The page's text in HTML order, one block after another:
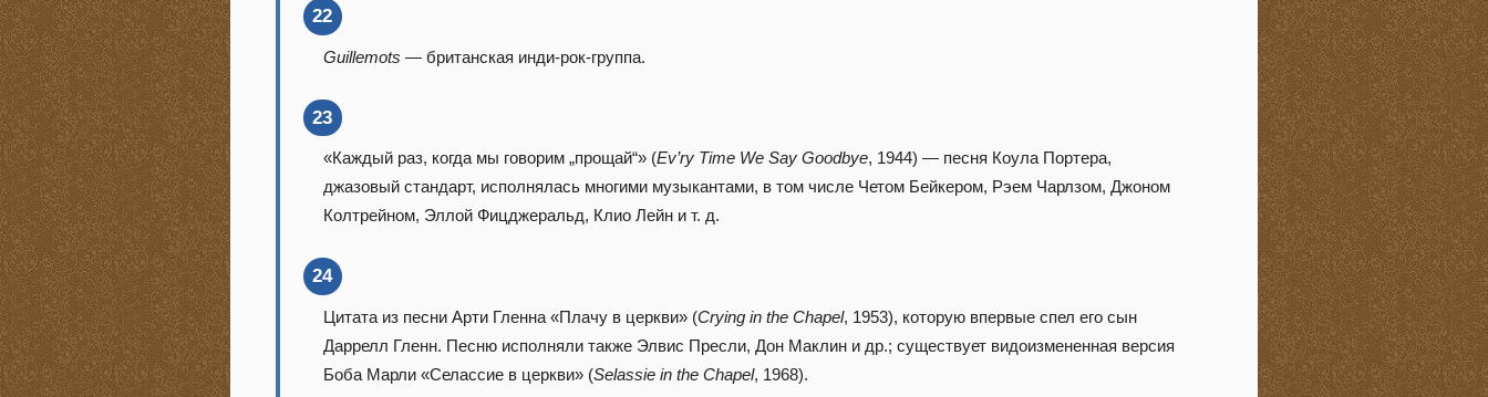
22
Guillemots — британская инди-рок-группа.
23
«Каждый раз, когда мы говорим „прощай“» (Ev’ry Time We Say Goodbye, 1944) — песня Коула Портера,
джазовый стандарт, исполнялась многими музыкантами, в том числе Четом Бейкером, Рэем Чарлзом, Джоном
Колтрейном, Эллой Фицджеральд, Клио Лейн и т. д.
24
Цитата из песни Арти Гленна «Плачу в церкви» (Crying in the Chapel, 1953), которую впервые спел его сын
Даррелл Гленн. Песню исполняли также Элвис Пресли, Дон Маклин и др.; существует видоизмененная версия
Боба Марли «Селассие в церкви» (Selassie in the Chapel, 1968).